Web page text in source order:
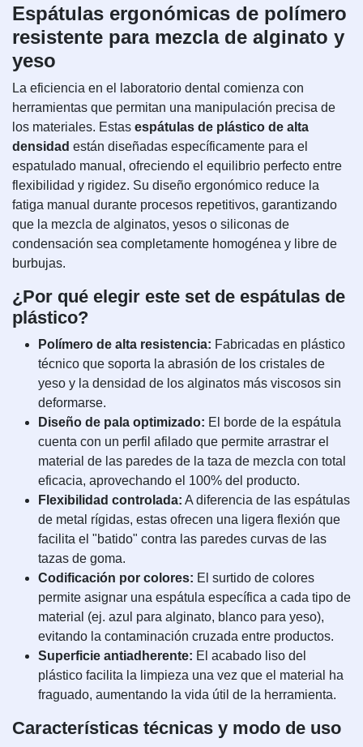
Espátulas ergonómicas de polímero
resistente para mezcla de alginato y
yeso
La eficiencia en el laboratorio dental comienza con
herramientas que permitan una manipulación precisa de
los materiales. Estas espátulas de plástico de alta
densidad están diseñadas específicamente para el
espatulado manual, ofreciendo el equilibrio perfecto entre
flexibilidad y rigidez. Su diseño ergonómico reduce la
fatiga manual durante procesos repetitivos, garantizando
que la mezcla de alginatos, yesos o siliconas de
condensación sea completamente homogénea y libre de
burbujas.
¿Por qué elegir este set de espátulas de
plástico?
Polímero de alta resistencia: Fabricadas en plástico
técnico que soporta la abrasión de los cristales de
yeso y la densidad de los alginatos más viscosos sin
deformarse.
Diseño de pala optimizado: El borde de la espátula
cuenta con un perfil afilado que permite arrastrar el
material de las paredes de la taza de mezcla con total
eficacia, aprovechando el 100% del producto.
Flexibilidad controlada: A diferencia de las espátulas
de metal rígidas, estas ofrecen una ligera flexión que
facilita el "batido" contra las paredes curvas de las
tazas de goma.
Codificación por colores: El surtido de colores
permite asignar una espátula específica a cada tipo de
material (ej. azul para alginato, blanco para yeso),
evitando la contaminación cruzada entre productos.
Superficie antiadherente: El acabado liso del
plástico facilita la limpieza una vez que el material ha
fraguado, aumentando la vida útil de la herramienta.
Características técnicas y modo de uso